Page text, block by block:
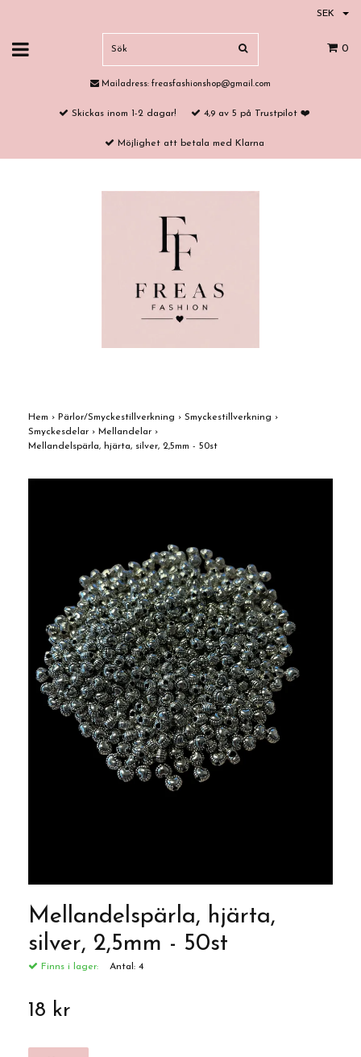
SEK
0
Mailadress: freasfashionshop@gmail.com
Skickas inom 1-2 dagar! 4,9 av 5 på Trustpilot ❤️
Möjlighet att betala med Klarna
Hem › Pärlor/Smyckestillverkning › Smyckestillverkning ›
Smyckesdelar › Mellandelar ›
Mellandelspärla, hjärta, silver, 2,5mm - 50st
Mellandelspärla, hjärta,
silver, 2,5mm - 50st
Finns i lager: Antal: 4
18 kr